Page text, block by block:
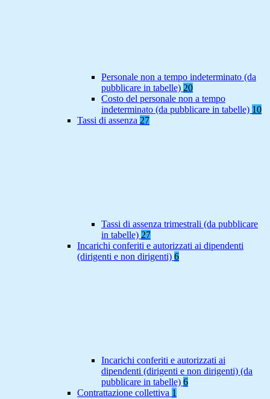
Personale non a tempo indeterminato (da
pubblicare in tabelle) 20
Costo del personale non a tempo
indeterminato (da pubblicare in tabelle) 10
Tassi di assenza 27
Tassi di assenza trimestrali (da pubblicare
in tabelle) 27
Incarichi conferiti e autorizzati ai dipendenti
(dirigenti e non dirigenti) 6
Incarichi conferiti e autorizzati ai
dipendenti (dirigenti e non dirigenti) (da
pubblicare in tabelle) 6
Contrattazione collettiva 1